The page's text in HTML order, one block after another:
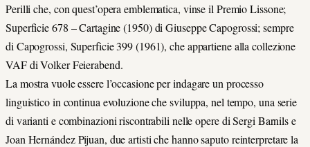
Perilli che, con quest’opera emblematica, vinse il Premio Lissone;
Superficie 678 – Cartagine (1950) di Giuseppe Capogrossi; sempre
di Capogrossi, Superficie 399 (1961), che appartiene alla collezione
VAF di Volker Feierabend.
La mostra vuole essere l’occasione per indagare un processo
linguistico in continua evoluzione che sviluppa, nel tempo, una serie
di varianti e combinazioni riscontrabili nelle opere di Sergi Barnils e
Joan Hernández Pijuan, due artisti che hanno saputo reinterpretare la